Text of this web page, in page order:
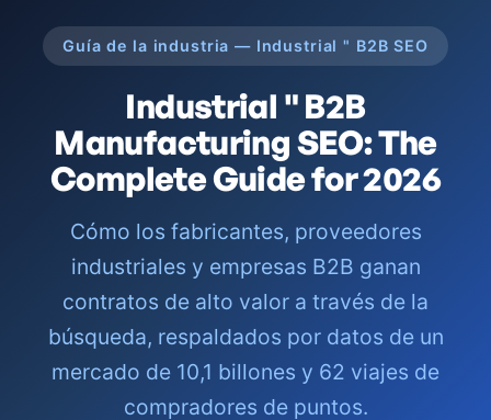
Guía de la industria — Industrial " B2B SEO
Industrial " B2B
Manufacturing SEO: The
Complete Guide for 2026
Cómo los fabricantes, proveedores
industriales y empresas B2B ganan
contratos de alto valor a través de la
búsqueda, respaldados por datos de un
mercado de 10,1 billones y 62 viajes de
compradores de puntos.